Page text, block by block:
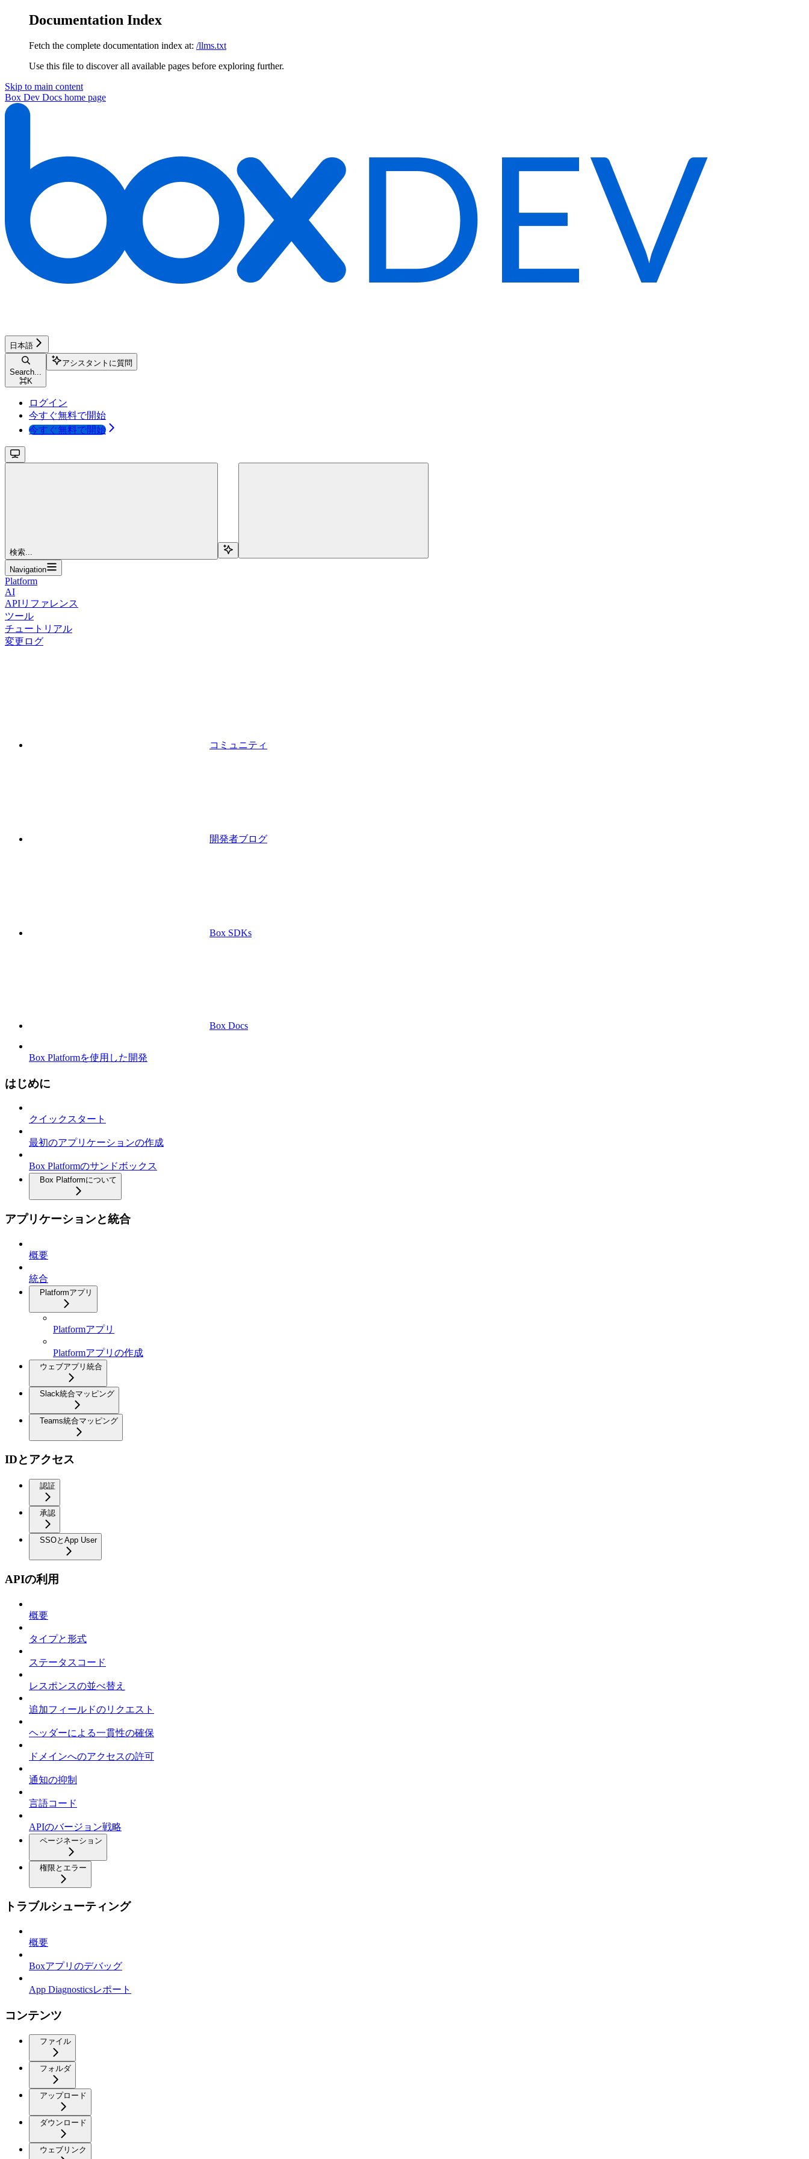
Documentation Index
Fetch the complete documentation index at: /llms.txt
Use this file to discover all available pages before exploring further.
Skip to main content
Box Dev Docs home page
日本語
Search...
⌘K
アシスタントに質問
ログイン
今すぐ無料で開始
今すぐ無料で開始
検索...
Navigation
Platform
AI
APIリファレンス
ツール
チュートリアル
変更ログ
コミュニティ
開発者ブログ
Box SDKs
Box Docs
Box Platformを使用した開発
はじめに
クイックスタート
最初のアプリケーションの作成
Box Platformのサンドボックス
Box Platformについて
アプリケーションと統合
概要
統合
Platformアプリ
Platformアプリ
Platformアプリの作成
ウェブアプリ統合
Slack統合マッピング
Teams統合マッピング
IDとアクセス
認証
承認
SSOとApp User
APIの利用
概要
タイプと形式
ステータスコード
レスポンスの並べ替え
追加フィールドのリクエスト
ヘッダーによる一貫性の確保
ドメインへのアクセスの許可
通知の抑制
言語コード
APIのバージョン戦略
ページネーション
権限とエラー
トラブルシューティング
概要
Boxアプリのデバッグ
App Diagnosticsレポート
コンテンツ
ファイル
フォルダ
アップロード
ダウンロード
ウェブリンク